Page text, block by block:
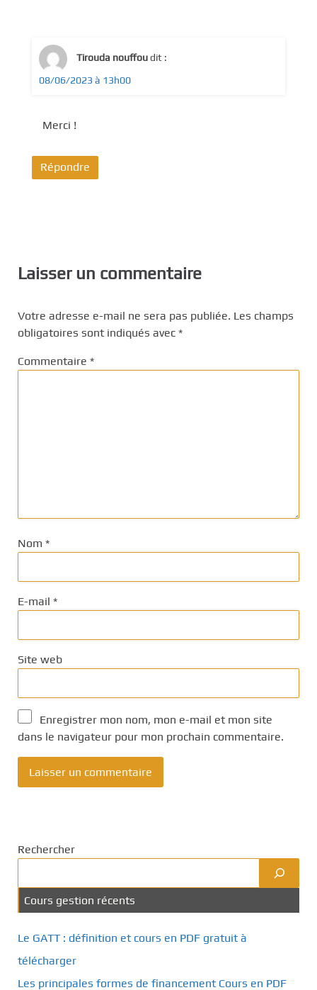
Tirouda nouffoudit :
08/06/2023 à 13h00
Merci !
Répondre
Laisser un commentaire
Votre adresse e-mail ne sera pas publiée. Les champs
obligatoires sont indiqués avec *
Commentaire *
Nom *
E-mail *
Site web
Enregistrer mon nom, mon e-mail et mon site
dans le navigateur pour mon prochain commentaire.
Rechercher
Cours gestion récents
Le GATT : définition et cours en PDF gratuit à
télécharger
Les principales formes de financement Cours en PDF